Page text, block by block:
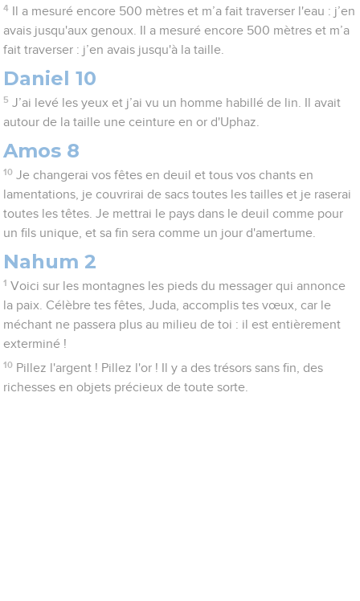
4
Il a mesuré encore 500 mètres et m’a fait traverser l'eau : j’en
avais jusqu'aux genoux. Il a mesuré encore 500 mètres et m’a
fait traverser : j’en avais jusqu'à la taille.
Daniel 10
5 J’ai levé les yeux et j’ai vu un homme habillé de lin. Il avait
autour de la taille une ceinture en or d'Uphaz.
Amos 8
10 Je changerai vos fêtes en deuil et tous vos chants en
lamentations, je couvrirai de sacs toutes les tailles et je raserai
toutes les têtes. Je mettrai le pays dans le deuil comme pour
un fils unique, et sa fin sera comme un jour d'amertume.
Nahum 2
1 Voici sur les montagnes les pieds du messager qui annonce
la paix. Célèbre tes fêtes, Juda, accomplis tes vœux, car le
méchant ne passera plus au milieu de toi : il est entièrement
exterminé !
10 Pillez l'argent ! Pillez l'or ! Il y a des trésors sans fin, des
richesses en objets précieux de toute sorte.